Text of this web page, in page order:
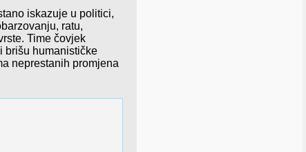
iskazuje u politici,
ratu,
Time čovjek
brišu humanističke
neprestanih promjena